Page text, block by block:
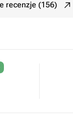
recenzje (156)